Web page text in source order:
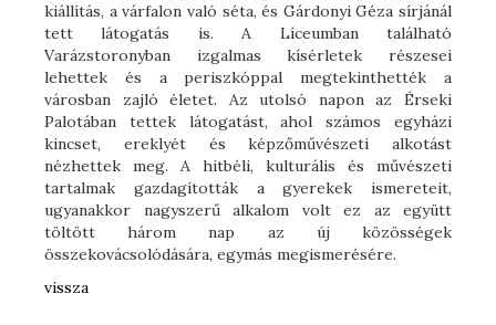
kiállítás, a várfalon való séta, és Gárdonyi Géza sírjánál
tett látogatás is. A Líceumban található
Varázstoronyban izgalmas kísérletek részesei
lehettek és a periszkóppal megtekinthették a
városban zajló életet. Az utolsó napon az Érseki
Palotában tettek látogatást, ahol számos egyházi
kincset, ereklyét és képzőművészeti alkotást
nézhettek meg. A hitbéli, kulturális és művészeti
tartalmak gazdagították a gyerekek ismereteit,
ugyanakkor nagyszerű alkalom volt ez az együtt
töltött három nap az új közösségek
összekovácsolódására, egymás megismerésére.
vissza